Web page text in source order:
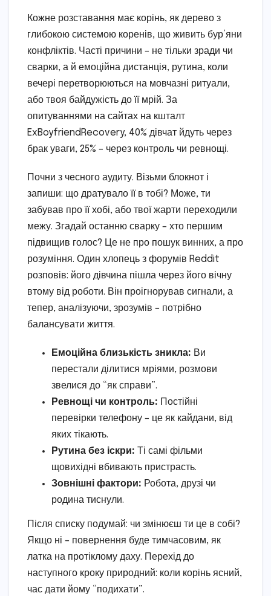
Кожне розставання має корінь, як дерево з
глибокою системою коренів, що живить бур’яни
конфліктів. Часті причини – не тільки зради чи
сварки, а й емоційна дистанція, рутина, коли
вечері перетворюються на мовчазні ритуали,
або твоя байдужість до її мрій. За
опитуваннями на сайтах на кшталт
ExBoyfriendRecovery, 40% дівчат йдуть через
брак уваги, 25% – через контроль чи ревнощі.
Почни з чесного аудиту. Візьми блокнот і
запиши: що дратувало її в тобі? Може, ти
забував про її хобі, або твої жарти переходили
межу. Згадай останню сварку – хто першим
підвищив голос? Це не про пошук винних, а про
розуміння. Один хлопець з форумів Reddit
розповів: його дівчина пішла через його вічну
втому від роботи. Він проігнорував сигнали, а
тепер, аналізуючи, зрозумів – потрібно
балансувати життя.
Емоційна близькість зникла: Ви
перестали ділитися мріями, розмови
звелися до “як справи”.
Ревнощі чи контроль: Постійні
перевірки телефону – це як кайдани, від
яких тікають.
Рутина без іскри: Ті самі фільми
щовихідні вбивають пристрасть.
Зовнішні фактори: Робота, друзі чи
родина тиснули.
Після списку подумай: чи змінюєш ти це в собі?
Якщо ні – повернення буде тимчасовим, як
латка на протіклому даху. Перехід до
наступного кроку природний: коли корінь ясний,
час дати йому “подихати”.